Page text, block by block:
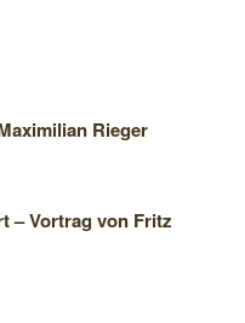
Rieger
– Vortrag von Fritz